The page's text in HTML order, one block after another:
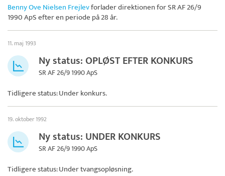
Benny Ove Nielsen Frejlevforlader direktionen forSR AF 26/9
1990 ApSefter en periode på 28 år.
11. maj 1993
Ny status: OPLØST EFTER KONKURS
SR AF 26/9 1990 ApS
Tidligere status: Under konkurs.
19. oktober 1992
Ny status: UNDER KONKURS
SR AF 26/9 1990 ApS
Tidligere status: Under tvangsopløsning.